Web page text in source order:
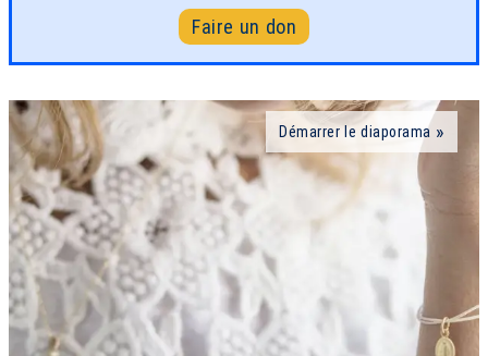
Faire un don
Démarrer le diaporama